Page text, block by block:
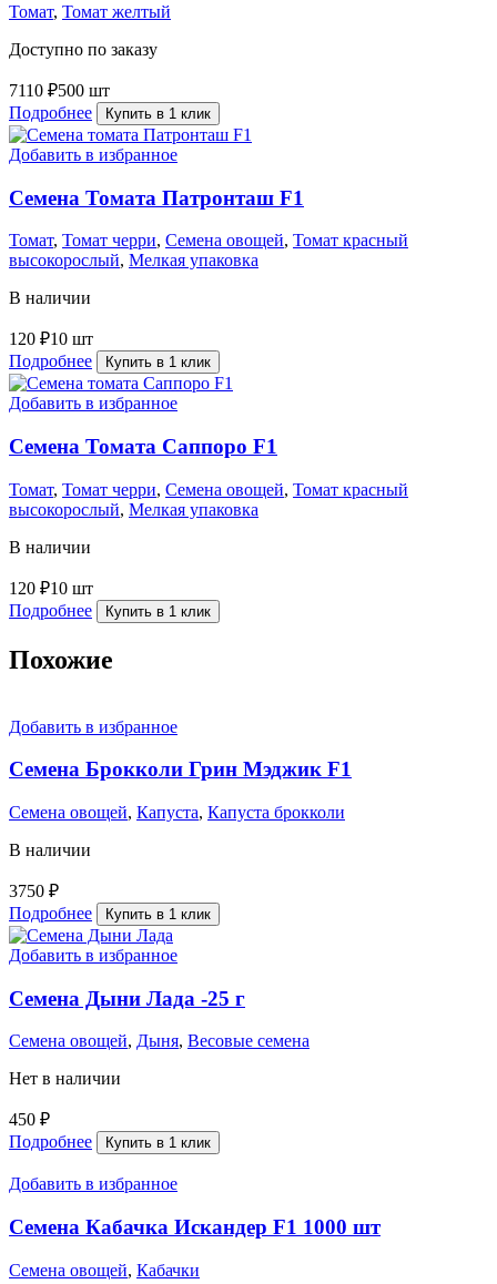
Томат, Томат желтый
Доступно по заказу
7110 ₽500 шт
Подробнее
Купить в 1 клик
Добавить в избранное
Семена Томата Патронташ F1
Томат, Томат черри, Семена овощей, Томат красный
высокорослый, Мелкая упаковка
В наличии
120 ₽10 шт
Подробнее
Купить в 1 клик
Добавить в избранное
Семена Томата Саппоро F1
Томат, Томат черри, Семена овощей, Томат красный
высокорослый, Мелкая упаковка
В наличии
120 ₽10 шт
Подробнее
Купить в 1 клик
Похожие
Добавить в избранное
Семена Брокколи Грин Мэджик F1
Семена овощей, Капуста, Капуста брокколи
В наличии
3750 ₽
Подробнее
Купить в 1 клик
Добавить в избранное
Семена Дыни Лада -25 г
Семена овощей, Дыня, Весовые семена
Нет в наличии
450 ₽
Подробнее
Купить в 1 клик
Добавить в избранное
Семена Кабачка Искандер F1 1000 шт
Семена овощей, Кабачки